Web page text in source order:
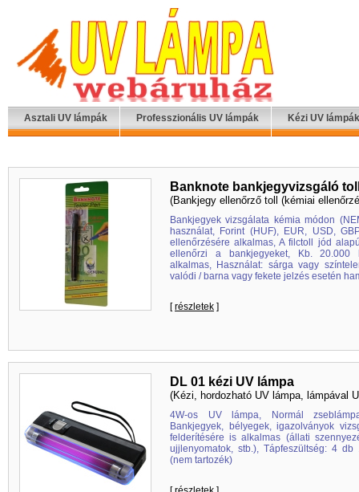
Asztali UV lámpák Professzionális UV lámpák Kézi UV lámpák
Banknote bankjegyvizsgáló
(Bankjegy ellenőrző toll (kémiai
Bankjegyek vizsgálata kémia módon
használat, Forint (HUF), EUR, USD,
ellenőrzésére alkalmas, A filctoll jód
ellenőrzi a bankjegyeket, Kb. 20.000
alkalmas, Használat: sárga vagy
valódi / barna vagy fekete jelzés esetén
[részletek ]
DL 01 kézi UV lámpa
(Kézi, hordozható UV lámpa, lámpával
4W-os UV lámpa, Normál
Bankjegyek, bélyegek, igazolványok
felderítésére is alkalmas (állati
ujjlenyomatok, stb.), Tápfeszültség: 4
(nem tartozék)